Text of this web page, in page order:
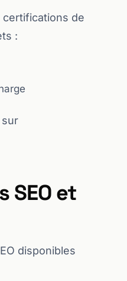
certifications de
:
sur
SEO et
disponibles